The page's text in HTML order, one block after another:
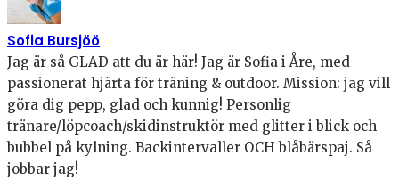
Sofia Bursjöö
Jag är så GLAD att du är här! Jag är Sofia i Åre, med
passionerat hjärta för träning & outdoor. Mission: jag vill
göra dig pepp, glad och kunnig! Personlig
tränare/löpcoach/skidinstruktör med glitter i blick och
bubbel på kylning. Backintervaller OCH blåbärspaj. Så
jobbar jag!